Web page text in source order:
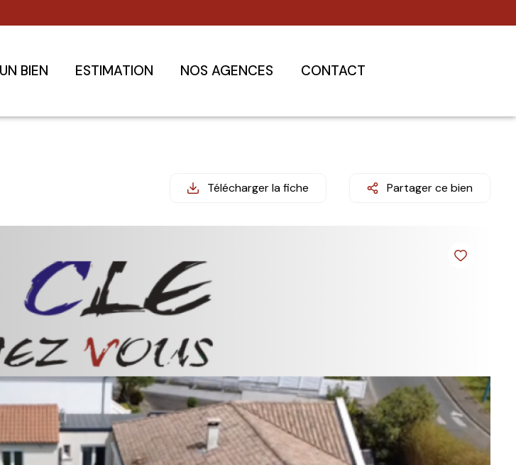
BIEN ESTIMATION NOS AGENCES CONTACT
Télécharger la fiche Partager ce bien